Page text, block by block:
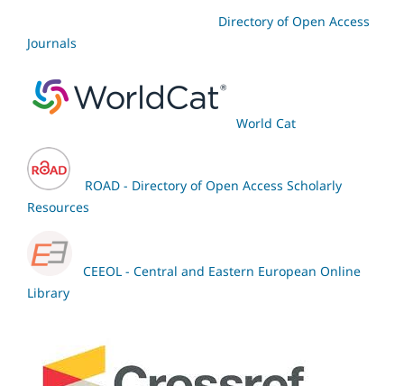
Directory of Open Access
Journals
World Cat
ROAD - Directory of Open Access Scholarly
Resources
CEEOL - Central and Eastern European Online
Library